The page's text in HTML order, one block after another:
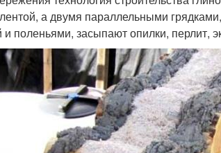
а двумя параллельными
поленьями, засыпают опилки, перлит,